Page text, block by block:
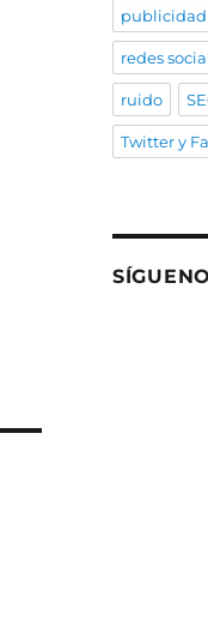
redes
ruido
Twitter y